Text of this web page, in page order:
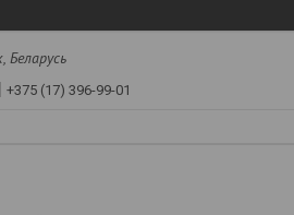
+375 (17) 396-99-01